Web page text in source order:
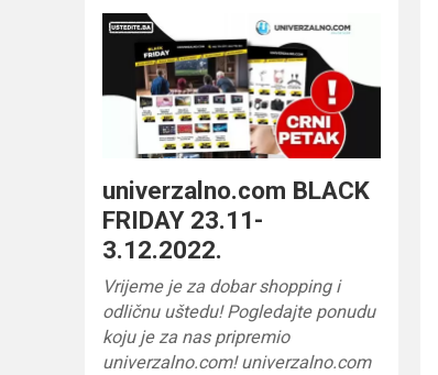
univerzalno.com BLACK
FRIDAY 23.11-
3.12.2022.
Vrijeme je za dobar shopping i
odličnu uštedu! Pogledajte ponudu
koju je za nas pripremio
univerzalno.com! univerzalno.com